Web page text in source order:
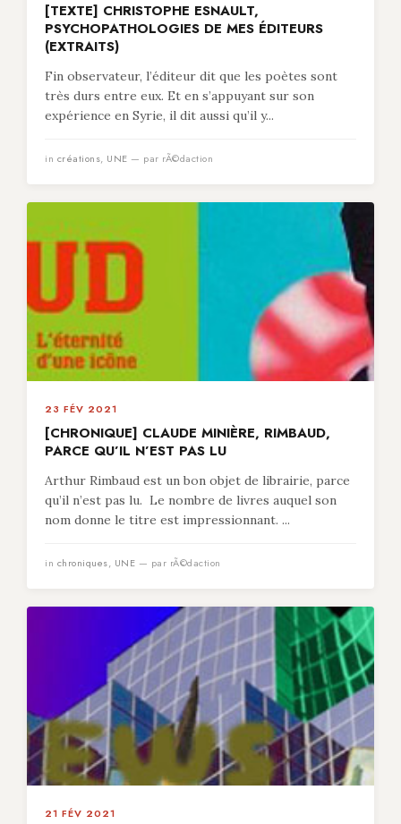
[TEXTE] CHRISTOPHE ESNAULT,
PSYCHOPATHOLOGIES DE MES ÉDITEURS
(EXTRAITS)
Fin observateur, l’éditeur dit que les poètes sont
très durs entre eux. Et en s’appuyant sur son
expérience en Syrie, il dit aussi qu’il y...
in créations, UNE — par rÃ©daction
23 FÉV 2021
[CHRONIQUE] CLAUDE MINIÈRE, RIMBAUD,
PARCE QU’IL N’EST PAS LU
Arthur Rimbaud est un bon objet de librairie, parce
qu’il n’est pas lu. Le nombre de livres auquel son
nom donne le titre est impressionnant. ...
in chroniques, UNE — par rÃ©daction
21 FÉV 2021